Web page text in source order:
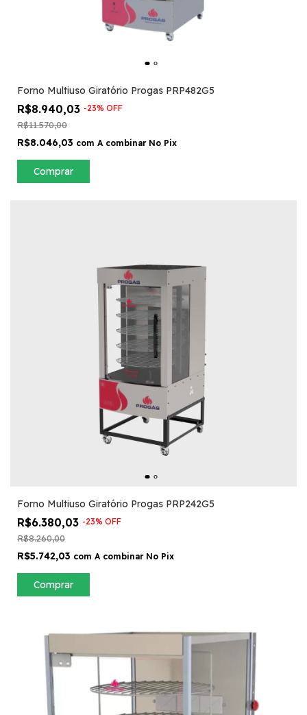
Forno Multiuso Giratório Progas PRP482G5
R$8.940,03 -23% OFF
R$11.570,00
R$8.046,03 com A combinar No Pix
Comprar
Forno Multiuso Giratório Progas PRP242G5
R$6.380,03 -23% OFF
R$8.260,00
R$5.742,03 com A combinar No Pix
Comprar